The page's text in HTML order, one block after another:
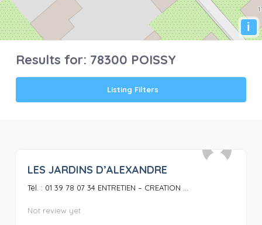
i
Results for: 78300 POISSY
Listing Filters
LES JARDINS D’ALEXANDRE
Tél. : 01 39 78 07 34 ENTRETIEN – CREATION ...
Not review yet